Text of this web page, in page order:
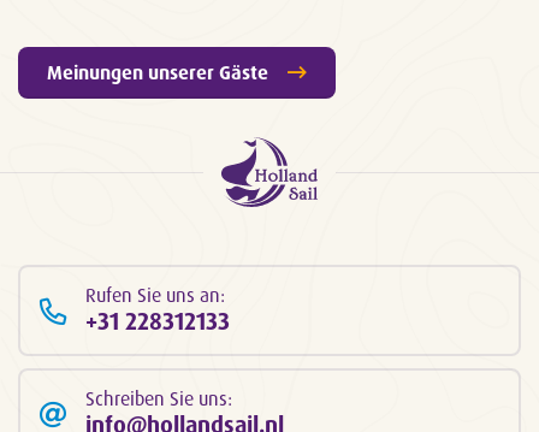
Meinungen unserer Gäste
Rufen Sie uns an:
+31 228312133
Schreiben Sie uns:
info@hollandsail.nl